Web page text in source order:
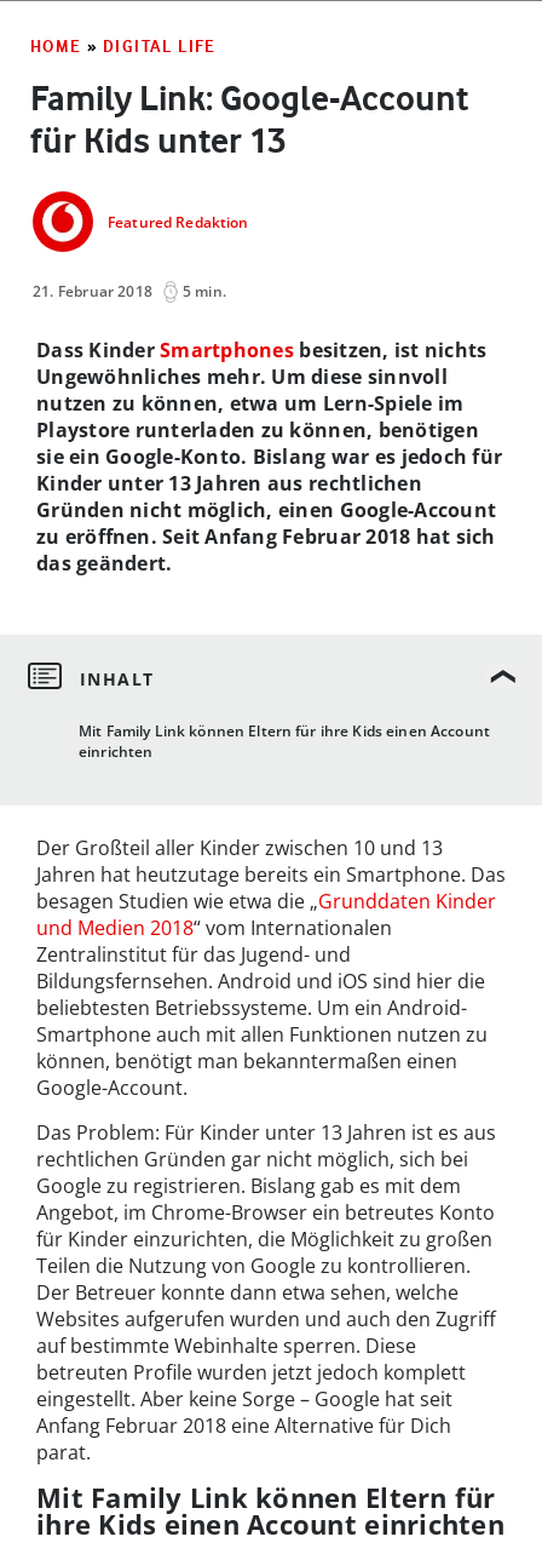
HOME » DIGITAL LIFE
Family Link: Google-Account
für Kids unter 13
Featured Redaktion
21. Februar 2018 5 min.
Mit Family Link können Eltern für ihre Kids einen Account
einrichten
Dass KinderSmartphones besitzen, ist nichts
Ungewöhnliches mehr. Um diese sinnvoll
nutzen zu können, etwa um Lern-Spiele im
Playstore runterladen zu können, benötigen
sie ein Google-Konto. Bislang war es jedoch für
Kinder unter 13 Jahren aus rechtlichen
Gründen nicht möglich, einen Google-Account
zu eröffnen. Seit Anfang Februar 2018 hat sich
das geändert.
Der Großteil aller Kinder zwischen 10 und 13
Jahren hat heutzutage bereits ein Smartphone. Das
besagen Studien wie etwa die „Grunddaten Kinder
und Medien 2018“ vom Internationalen
Zentralinstitut für das Jugend- und
Bildungsfernsehen. Android und iOS sind hier die
beliebtesten Betriebssysteme. Um ein Android-
Smartphone auch mit allen Funktionen nutzen zu
können, benötigt man bekanntermaßen einen
Google-Account.
Das Problem: Für Kinder unter 13 Jahren ist es aus
rechtlichen Gründen gar nicht möglich, sich bei
Google zu registrieren. Bislang gab es mit dem
Angebot, im Chrome-Browser ein betreutes Konto
für Kinder einzurichten, die Möglichkeit zu großen
Teilen die Nutzung von Google zu kontrollieren.
Der Betreuer konnte dann etwa sehen, welche
Websites aufgerufen wurden und auch den Zugriff
auf bestimmte Webinhalte sperren. Diese
betreuten Profile wurden jetzt jedoch komplett
eingestellt. Aber keine Sorge – Google hat seit
Anfang Februar 2018 eine Alternative für Dich
parat.
Mit Family Link können Eltern für
ihre Kids einen Account einrichten